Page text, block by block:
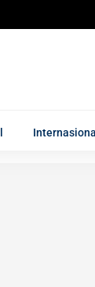
Internasional